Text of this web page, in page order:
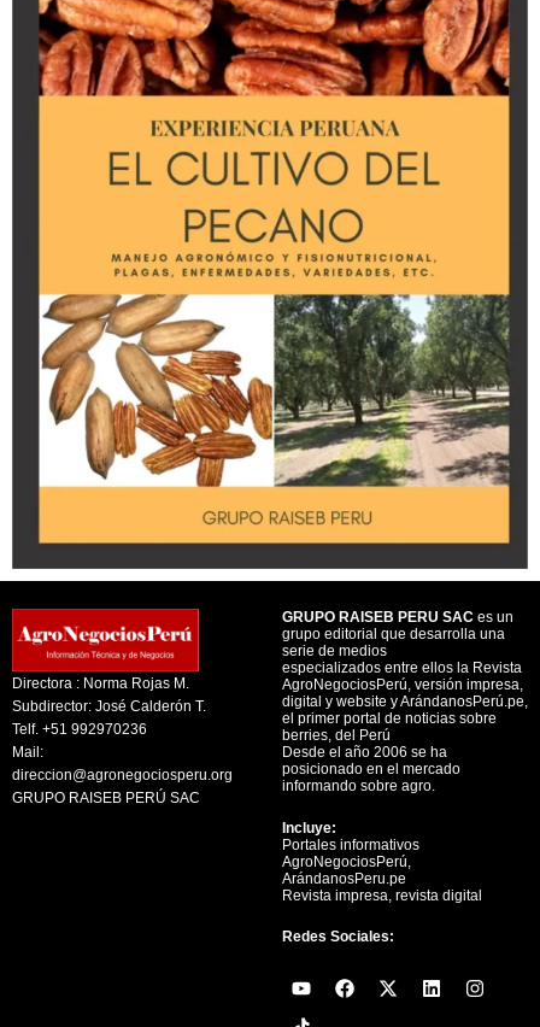
Directora : Norma Rojas M.
Subdirector: José Calderón T.
Telf. +51 992970236
Mail:
direccion@agronegociosperu.org
GRUPO RAISEB PERÚ SAC
GRUPO RAISEB PERU SAC es un
grupo editorial que desarrolla una
serie de medios
especializados entre ellos la Revista
AgroNegociosPerú, versión impresa,
digital y website y ArándanosPerú.pe,
el primer portal de noticias sobre
berries, del Perú
Desde el año 2006 se ha
posicionado en el mercado
informando sobre agro.
Incluye:
Portales informativos
AgroNegociosPerú,
ArándanosPeru.pe
Revista impresa, revista digital
Redes Sociales:
Y
o
u
F
a
X
-
L
i
I
n